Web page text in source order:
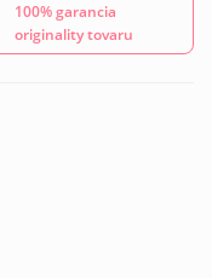
100% garancia
originality tovaru